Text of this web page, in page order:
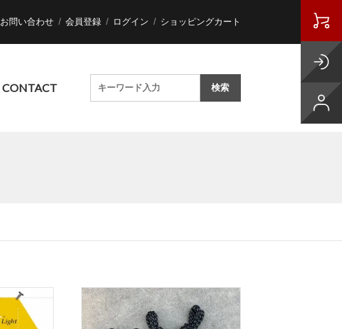
お問い合わせ 会員登録 ログイン ショッピングカート
CONTACT